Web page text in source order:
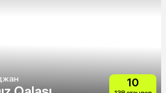
10